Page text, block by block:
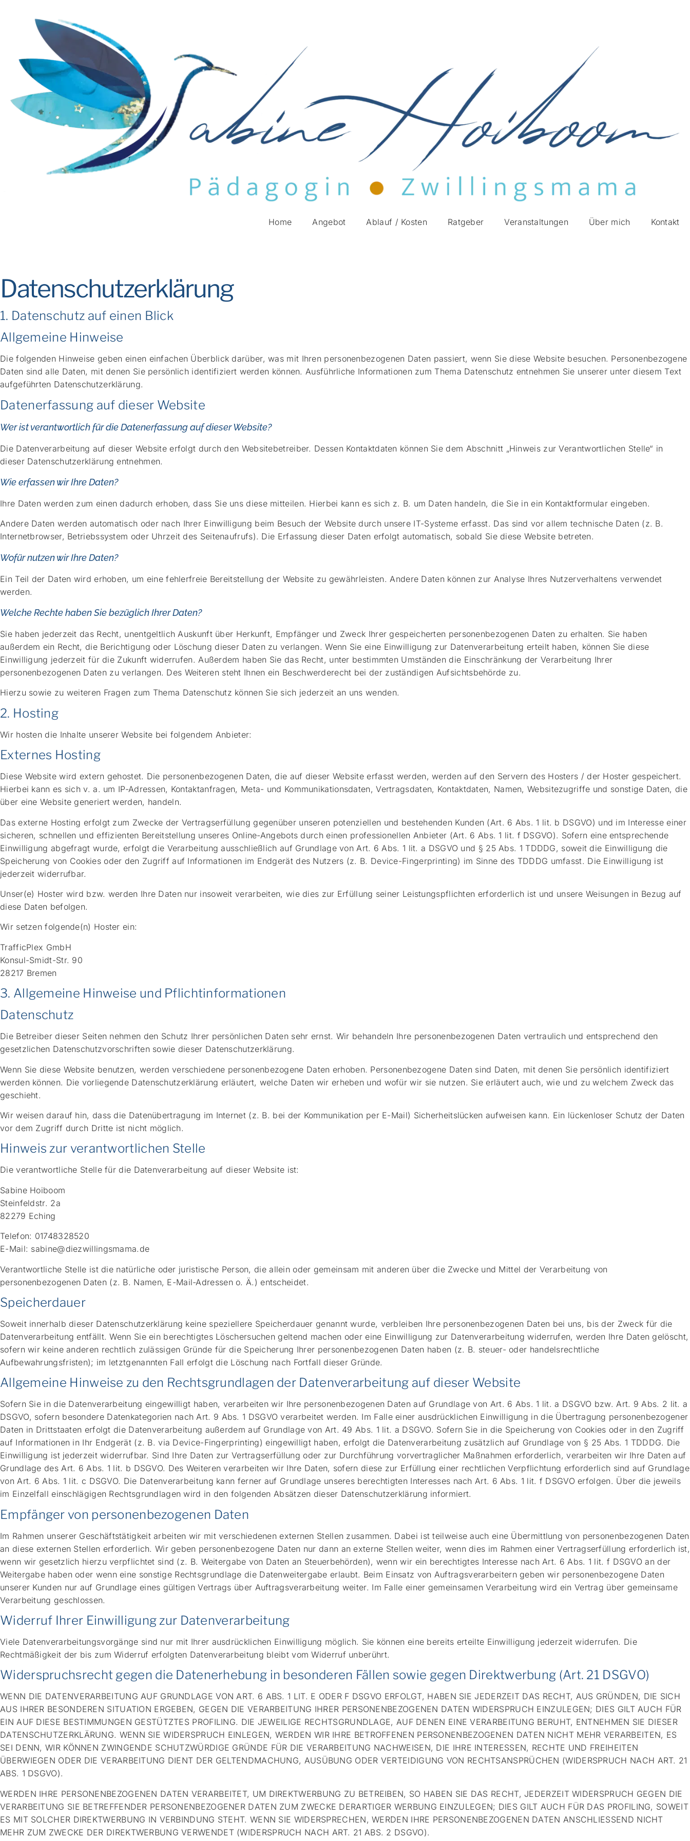
Home Angebot Ablauf / Kosten Ratgeber Veranstaltungen Über mich Kontakt
Datenschutz­erklärung
1. Datenschutz auf einen Blick
Allgemeine Hinweise
Die folgenden Hinweise geben einen einfachen Überblick darüber, was mit Ihren personenbezogenen Daten passiert, wenn Sie diese Website besuchen. Personenbezogene
Daten sind alle Daten, mit denen Sie persönlich identifiziert werden können. Ausführliche Informationen zum Thema Datenschutz entnehmen Sie unserer unter diesem Text
aufgeführten Datenschutzerklärung.
Datenerfassung auf dieser Website
Wer ist verantwortlich für die Datenerfassung auf dieser Website?
Die Datenverarbeitung auf dieser Website erfolgt durch den Websitebetreiber. Dessen Kontaktdaten können Sie dem Abschnitt „Hinweis zur Verantwortlichen Stelle“ in
dieser Datenschutzerklärung entnehmen.
Wie erfassen wir Ihre Daten?
Ihre Daten werden zum einen dadurch erhoben, dass Sie uns diese mitteilen. Hierbei kann es sich z. B. um Daten handeln, die Sie in ein Kontaktformular eingeben.
Andere Daten werden automatisch oder nach Ihrer Einwilligung beim Besuch der Website durch unsere IT-Systeme erfasst. Das sind vor allem technische Daten (z. B.
Internetbrowser, Betriebssystem oder Uhrzeit des Seitenaufrufs). Die Erfassung dieser Daten erfolgt automatisch, sobald Sie diese Website betreten.
Wofür nutzen wir Ihre Daten?
Ein Teil der Daten wird erhoben, um eine fehlerfreie Bereitstellung der Website zu gewährleisten. Andere Daten können zur Analyse Ihres Nutzerverhaltens verwendet
werden.
Welche Rechte haben Sie bezüglich Ihrer Daten?
Sie haben jederzeit das Recht, unentgeltlich Auskunft über Herkunft, Empfänger und Zweck Ihrer gespeicherten personenbezogenen Daten zu erhalten. Sie haben
außerdem ein Recht, die Berichtigung oder Löschung dieser Daten zu verlangen. Wenn Sie eine Einwilligung zur Datenverarbeitung erteilt haben, können Sie diese
Einwilligung jederzeit für die Zukunft widerrufen. Außerdem haben Sie das Recht, unter bestimmten Umständen die Einschränkung der Verarbeitung Ihrer
personenbezogenen Daten zu verlangen. Des Weiteren steht Ihnen ein Beschwerderecht bei der zuständigen Aufsichtsbehörde zu.
Hierzu sowie zu weiteren Fragen zum Thema Datenschutz können Sie sich jederzeit an uns wenden.
2. Hosting
Wir hosten die Inhalte unserer Website bei folgendem Anbieter:
Externes Hosting
Diese Website wird extern gehostet. Die personenbezogenen Daten, die auf dieser Website erfasst werden, werden auf den Servern des Hosters / der Hoster gespeichert.
Hierbei kann es sich v. a. um IP-Adressen, Kontaktanfragen, Meta- und Kommunikationsdaten, Vertragsdaten, Kontaktdaten, Namen, Websitezugriffe und sonstige Daten, die
über eine Website generiert werden, handeln.
Das externe Hosting erfolgt zum Zwecke der Vertragserfüllung gegenüber unseren potenziellen und bestehenden Kunden (Art. 6 Abs. 1 lit. b DSGVO) und im Interesse einer
sicheren, schnellen und effizienten Bereitstellung unseres Online-Angebots durch einen professionellen Anbieter (Art. 6 Abs. 1 lit. f DSGVO). Sofern eine entsprechende
Einwilligung abgefragt wurde, erfolgt die Verarbeitung ausschließlich auf Grundlage von Art. 6 Abs. 1 lit. a DSGVO und § 25 Abs. 1 TDDDG, soweit die Einwilligung die
Speicherung von Cookies oder den Zugriff auf Informationen im Endgerät des Nutzers (z. B. Device-Fingerprinting) im Sinne des TDDDG umfasst. Die Einwilligung ist
jederzeit widerrufbar.
Unser(e) Hoster wird bzw. werden Ihre Daten nur insoweit verarbeiten, wie dies zur Erfüllung seiner Leistungspflichten erforderlich ist und unsere Weisungen in Bezug auf
diese Daten befolgen.
Wir setzen folgende(n) Hoster ein:
TrafficPlex GmbH
Konsul-Smidt-Str. 90
28217 Bremen
3. Allgemeine Hinweise und Pflicht­informationen
Datenschutz
Die Betreiber dieser Seiten nehmen den Schutz Ihrer persönlichen Daten sehr ernst. Wir behandeln Ihre personenbezogenen Daten vertraulich und entsprechend den
gesetzlichen Datenschutzvorschriften sowie dieser Datenschutzerklärung.
Wenn Sie diese Website benutzen, werden verschiedene personenbezogene Daten erhoben. Personenbezogene Daten sind Daten, mit denen Sie persönlich identifiziert
werden können. Die vorliegende Datenschutzerklärung erläutert, welche Daten wir erheben und wofür wir sie nutzen. Sie erläutert auch, wie und zu welchem Zweck das
geschieht.
Wir weisen darauf hin, dass die Datenübertragung im Internet (z. B. bei der Kommunikation per E-Mail) Sicherheitslücken aufweisen kann. Ein lückenloser Schutz der Daten
vor dem Zugriff durch Dritte ist nicht möglich.
Hinweis zur verantwortlichen Stelle
Die verantwortliche Stelle für die Datenverarbeitung auf dieser Website ist:
Sabine Hoiboom
Steinfeldstr. 2a
82279 Eching
Telefon: 01748328520
E-Mail: sabine@diezwillingsmama.de
Verantwortliche Stelle ist die natürliche oder juristische Person, die allein oder gemeinsam mit anderen über die Zwecke und Mittel der Verarbeitung von
personenbezogenen Daten (z. B. Namen, E-Mail-Adressen o. Ä.) entscheidet.
Speicherdauer
Soweit innerhalb dieser Datenschutzerklärung keine speziellere Speicherdauer genannt wurde, verbleiben Ihre personenbezogenen Daten bei uns, bis der Zweck für die
Datenverarbeitung entfällt. Wenn Sie ein berechtigtes Löschersuchen geltend machen oder eine Einwilligung zur Datenverarbeitung widerrufen, werden Ihre Daten gelöscht,
sofern wir keine anderen rechtlich zulässigen Gründe für die Speicherung Ihrer personenbezogenen Daten haben (z. B. steuer- oder handelsrechtliche
Aufbewahrungsfristen); im letztgenannten Fall erfolgt die Löschung nach Fortfall dieser Gründe.
Allgemeine Hinweise zu den Rechtsgrundlagen der Datenverarbeitung auf dieser Website
Sofern Sie in die Datenverarbeitung eingewilligt haben, verarbeiten wir Ihre personenbezogenen Daten auf Grundlage von Art. 6 Abs. 1 lit. a DSGVO bzw. Art. 9 Abs. 2 lit. a
DSGVO, sofern besondere Datenkategorien nach Art. 9 Abs. 1 DSGVO verarbeitet werden. Im Falle einer ausdrücklichen Einwilligung in die Übertragung personenbezogener
Daten in Drittstaaten erfolgt die Datenverarbeitung außerdem auf Grundlage von Art. 49 Abs. 1 lit. a DSGVO. Sofern Sie in die Speicherung von Cookies oder in den Zugriff
auf Informationen in Ihr Endgerät (z. B. via Device-Fingerprinting) eingewilligt haben, erfolgt die Datenverarbeitung zusätzlich auf Grundlage von § 25 Abs. 1 TDDDG. Die
Einwilligung ist jederzeit widerrufbar. Sind Ihre Daten zur Vertragserfüllung oder zur Durchführung vorvertraglicher Maßnahmen erforderlich, verarbeiten wir Ihre Daten auf
Grundlage des Art. 6 Abs. 1 lit. b DSGVO. Des Weiteren verarbeiten wir Ihre Daten, sofern diese zur Erfüllung einer rechtlichen Verpflichtung erforderlich sind auf Grundlage
von Art. 6 Abs. 1 lit. c DSGVO. Die Datenverarbeitung kann ferner auf Grundlage unseres berechtigten Interesses nach Art. 6 Abs. 1 lit. f DSGVO erfolgen. Über die jeweils
im Einzelfall einschlägigen Rechtsgrundlagen wird in den folgenden Absätzen dieser Datenschutzerklärung informiert.
Empfänger von personenbezogenen Daten
Im Rahmen unserer Geschäftstätigkeit arbeiten wir mit verschiedenen externen Stellen zusammen. Dabei ist teilweise auch eine Übermittlung von personenbezogenen Daten
an diese externen Stellen erforderlich. Wir geben personenbezogene Daten nur dann an externe Stellen weiter, wenn dies im Rahmen einer Vertragserfüllung erforderlich ist,
wenn wir gesetzlich hierzu verpflichtet sind (z. B. Weitergabe von Daten an Steuerbehörden), wenn wir ein berechtigtes Interesse nach Art. 6 Abs. 1 lit. f DSGVO an der
Weitergabe haben oder wenn eine sonstige Rechtsgrundlage die Datenweitergabe erlaubt. Beim Einsatz von Auftragsverarbeitern geben wir personenbezogene Daten
unserer Kunden nur auf Grundlage eines gültigen Vertrags über Auftragsverarbeitung weiter. Im Falle einer gemeinsamen Verarbeitung wird ein Vertrag über gemeinsame
Verarbeitung geschlossen.
Widerruf Ihrer Einwilligung zur Datenverarbeitung
Viele Datenverarbeitungsvorgänge sind nur mit Ihrer ausdrücklichen Einwilligung möglich. Sie können eine bereits erteilte Einwilligung jederzeit widerrufen. Die
Rechtmäßigkeit der bis zum Widerruf erfolgten Datenverarbeitung bleibt vom Widerruf unberührt.
Widerspruchsrecht gegen die Datenerhebung in besonderen Fällen sowie gegen Direktwerbung (Art. 21 DSGVO)
WENN DIE DATENVERARBEITUNG AUF GRUNDLAGE VON ART. 6 ABS. 1 LIT. E ODER F DSGVO ERFOLGT, HABEN SIE JEDERZEIT DAS RECHT, AUS GRÜNDEN, DIE SICH
AUS IHRER BESONDEREN SITUATION ERGEBEN, GEGEN DIE VERARBEITUNG IHRER PERSONENBEZOGENEN DATEN WIDERSPRUCH EINZULEGEN; DIES GILT AUCH FÜR
EIN AUF DIESE BESTIMMUNGEN GESTÜTZTES PROFILING. DIE JEWEILIGE RECHTSGRUNDLAGE, AUF DENEN EINE VERARBEITUNG BERUHT, ENTNEHMEN SIE DIESER
DATENSCHUTZERKLÄRUNG. WENN SIE WIDERSPRUCH EINLEGEN, WERDEN WIR IHRE BETROFFENEN PERSONENBEZOGENEN DATEN NICHT MEHR VERARBEITEN, ES
SEI DENN, WIR KÖNNEN ZWINGENDE SCHUTZWÜRDIGE GRÜNDE FÜR DIE VERARBEITUNG NACHWEISEN, DIE IHRE INTERESSEN, RECHTE UND FREIHEITEN
ÜBERWIEGEN ODER DIE VERARBEITUNG DIENT DER GELTENDMACHUNG, AUSÜBUNG ODER VERTEIDIGUNG VON RECHTSANSPRÜCHEN (WIDERSPRUCH NACH ART. 21
ABS. 1 DSGVO).
WERDEN IHRE PERSONENBEZOGENEN DATEN VERARBEITET, UM DIREKTWERBUNG ZU BETREIBEN, SO HABEN SIE DAS RECHT, JEDERZEIT WIDERSPRUCH GEGEN DIE
VERARBEITUNG SIE BETREFFENDER PERSONENBEZOGENER DATEN ZUM ZWECKE DERARTIGER WERBUNG EINZULEGEN; DIES GILT AUCH FÜR DAS PROFILING, SOWEIT
ES MIT SOLCHER DIREKTWERBUNG IN VERBINDUNG STEHT. WENN SIE WIDERSPRECHEN, WERDEN IHRE PERSONENBEZOGENEN DATEN ANSCHLIESSEND NICHT
MEHR ZUM ZWECKE DER DIREKTWERBUNG VERWENDET (WIDERSPRUCH NACH ART. 21 ABS. 2 DSGVO).